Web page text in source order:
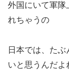
外国にいて軍隊
れちゃうの
日本では、た
いと思うんだよ